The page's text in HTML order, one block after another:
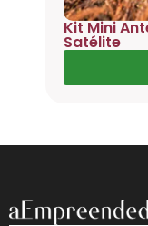
Kit Mini
Satélite